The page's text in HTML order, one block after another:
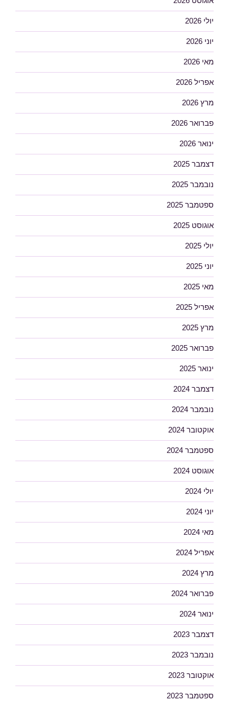
יולי 2026
יוני 2026
מאי 2026
אפריל 2026
מרץ 2026
פברואר 2026
ינואר 2026
דצמבר 2025
נובמבר 2025
ספטמבר 2025
אוגוסט 2025
יולי 2025
יוני 2025
מאי 2025
אפריל 2025
מרץ 2025
פברואר 2025
ינואר 2025
דצמבר 2024
נובמבר 2024
אוקטובר 2024
ספטמבר 2024
אוגוסט 2024
יולי 2024
יוני 2024
מאי 2024
אפריל 2024
מרץ 2024
פברואר 2024
ינואר 2024
דצמבר 2023
נובמבר 2023
אוקטובר 2023
ספטמבר 2023